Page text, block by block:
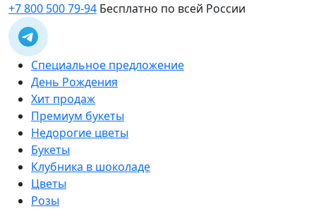
+7 800 500 79-94 Бесплатно по всей России
Специальное предложение
День Рождения
Хит продаж
Премиум букеты
Недорогие цветы
Букеты
Клубника в шоколаде
Цветы
Розы